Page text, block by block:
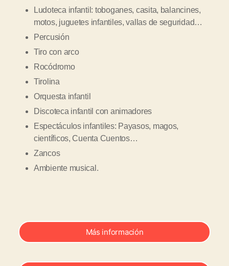
Ludoteca infantil: toboganes, casita, balancines,
motos, juguetes infantiles, vallas de seguridad…
Percusión
Tiro con arco
Rocódromo
Tirolina
Orquesta infantil
Discoteca infantil con animadores
Espectáculos infantiles: Payasos, magos,
científicos, Cuenta Cuentos…
Zancos
Ambiente musical.
Más información